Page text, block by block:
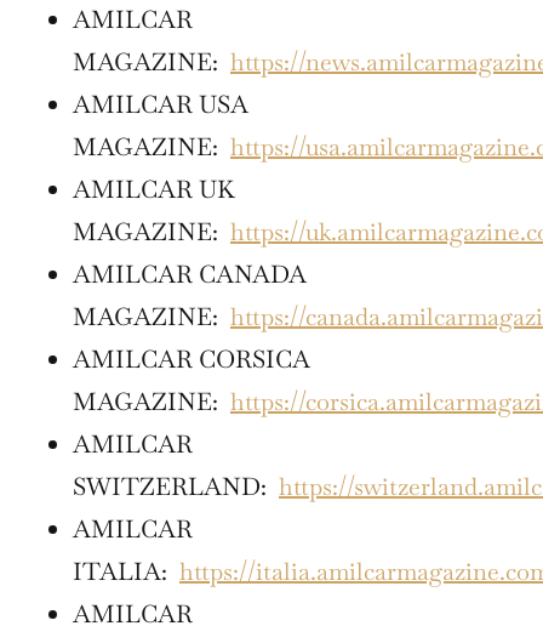
AMILCAR
MAGAZINE: https://
AMILCAR USA
MAGAZINE: https://
AMILCAR UK
MAGAZINE: https://
AMILCAR CANADA
MAGAZINE: https://
AMILCAR CORSICA
MAGAZINE: https://
AMILCAR
SWITZERLAND: https://
AMILCAR
ITALIA: https://
AMILCAR